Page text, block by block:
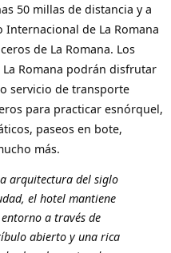
50 millas de distancia y a
de La Romana
de La Romana. Los
Romana podrán disfrutar
servicio de transporte
para practicar esnórquel,
paseos en bote,
más.
arquitectura del siglo
el hotel mantiene
a través de
abierto y una rica